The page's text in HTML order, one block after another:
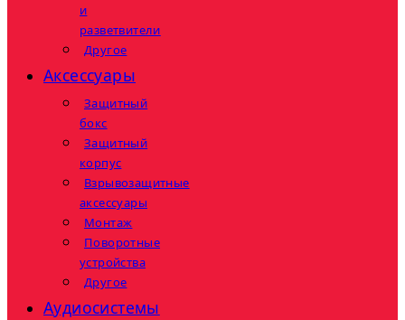
и
разветвители
Другое
Аксессуары
Защитный
бокс
Защитный
корпус
Взрывозащитные
аксессуары
Монтаж
Поворотные
устройства
Другое
Аудиосистемы